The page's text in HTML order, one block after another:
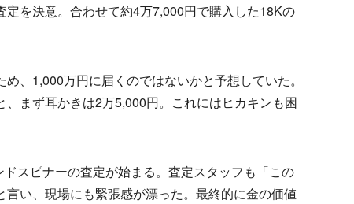
を決意。合わせて約4万7,000円で購入した18Kの
、1,000万円に届くのではないかと予想していた。
まず耳かきは2万5,000円。これにはヒカキンも困
スピナーの査定が始まる。査定スタッフも「この
い、現場にも緊張感が漂った。最終的に金の価値